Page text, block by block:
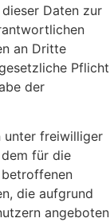
Daten zur
an Dritte
Pflicht
der
unter freiwilliger
für die
die aufgrund
angeboten